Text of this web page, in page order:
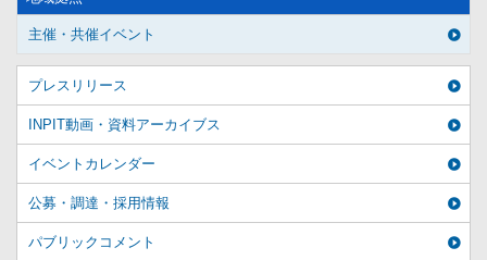
主催・共催イベント
プレスリリース
INPIT動画・資料アーカイブス
イベントカレンダー
公募・調達・採用情報
パブリックコメント